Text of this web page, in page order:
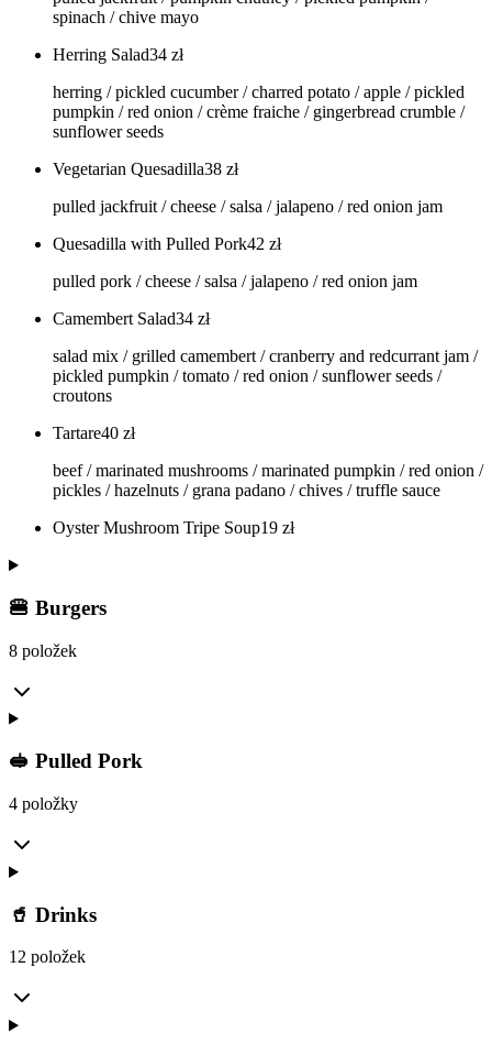
spinach / chive mayo
Herring Salad34 zł
herring / pickled cucumber / charred potato / apple / pickled
pumpkin / red onion / crème fraiche / gingerbread crumble /
sunflower seeds
Vegetarian Quesadilla38 zł
pulled jackfruit / cheese / salsa / jalapeno / red onion jam
Quesadilla with Pulled Pork42 zł
pulled pork / cheese / salsa / jalapeno / red onion jam
Camembert Salad34 zł
salad mix / grilled camembert / cranberry and redcurrant jam /
pickled pumpkin / tomato / red onion / sunflower seeds /
croutons
Tartare40 zł
beef / marinated mushrooms / marinated pumpkin / red onion /
pickles / hazelnuts / grana padano / chives / truffle sauce
Oyster Mushroom Tripe Soup19 zł
🍔 Burgers
8 položek
🥪 Pulled Pork
4 položky
🥤 Drinks
12 položek